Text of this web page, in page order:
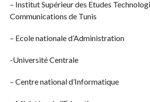
– Institut Supérieur des Etudes
Communications de Tunis
– Ecole nationale d’Administration
-Université Centrale
– Centre national d’Informatique